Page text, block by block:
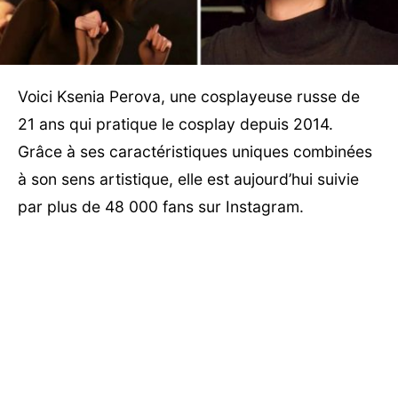
Voici Ksenia Perova, une cosplayeuse russe de
21 ans qui pratique le cosplay depuis 2014.
Grâce à ses caractéristiques uniques combinées
à son sens artistique, elle est aujourd’hui suivie
par plus de 48 000 fans sur Instagram.